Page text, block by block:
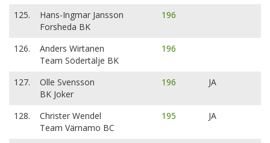
125.
Hans-Ingmar Jansson
Forsheda BK
196
126.
Anders Wirtanen
Team Södertälje BK
196
127.
Olle Svensson
BK Joker
196 JA
128.
Christer Wendel
Team Värnamo BC
195 JA